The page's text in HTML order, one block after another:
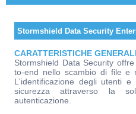
Stormshield Data Security
CARATTERISTICHE GENERALI
Stormshield Data Security
to-end nello scambio di file e
L'identificazione degli utenti
sicurezza attraverso la
autenticazione.